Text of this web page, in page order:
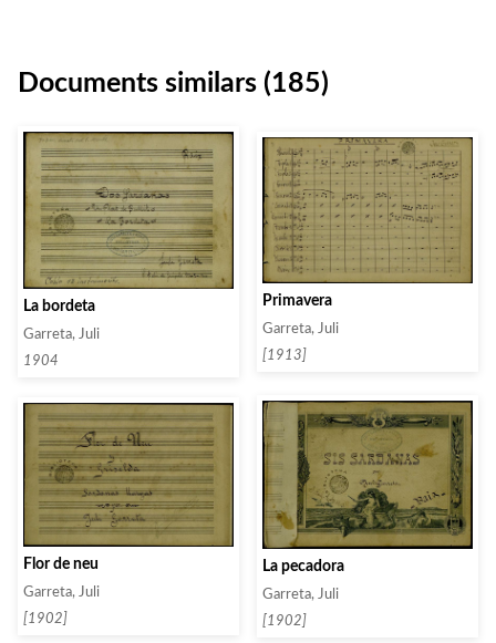
Documents similars (185)
La bordeta
Garreta, Juli
1904
Primavera
Garreta, Juli
[1913]
Flor de neu
Garreta, Juli
[1902]
La pecadora
Garreta, Juli
[1902]